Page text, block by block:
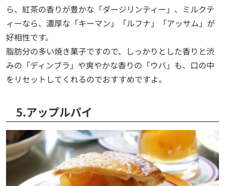
ら、紅茶の香りが豊かな「ダージリンティー」、ミルクテ
ィーなら、濃厚な「キーマン」「ルフナ」「アッサム」が
好相性です。
脂肪分の多い焼き菓子ですので、しっかりとした香りと渋
みの「ディンブラ」や爽やかな香りの「ウバ」も、口の中
をリセットしてくれるのでおすすめですよ。
5.アップルパイ